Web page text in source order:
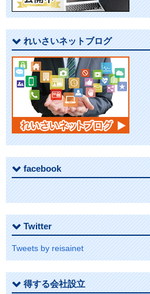
ョ
ン
れいさいネットブログ
facebook
Twitter
Tweets by reisainet
得する会社設立